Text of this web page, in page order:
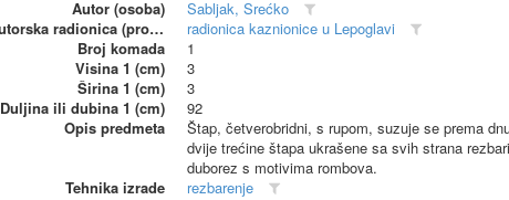
Autor (osoba)
Sabljak, Srećko
Autorska radionica (proizvođač)
radionica kaznionice u Lepoglavi
Broj komada
1
Visina 1 (cm)
3
Širina 1 (cm)
3
Duljina ili dubina 1 (cm)
92
Opis predmeta
Štap, četverobridni, s rupom, suzuje se prema
dvije trećine štapa ukrašene sa svih strana
duborez s motivima rombova.
Tehnika izrade
rezbarenje